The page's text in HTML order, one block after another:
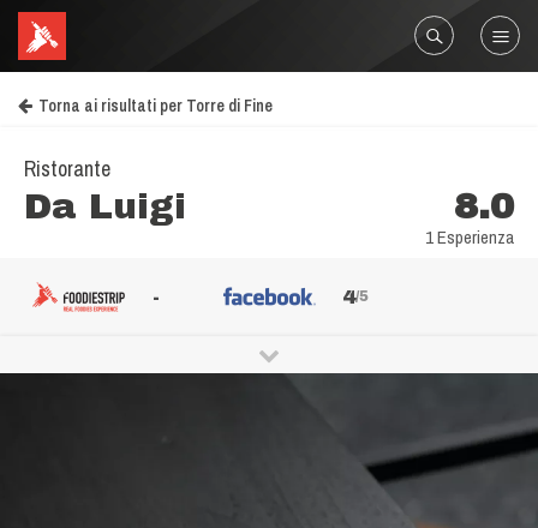
Torna ai risultati per Torre di Fine
Ristorante
Da Luigi 8.0
1 Esperienza
- 4/5